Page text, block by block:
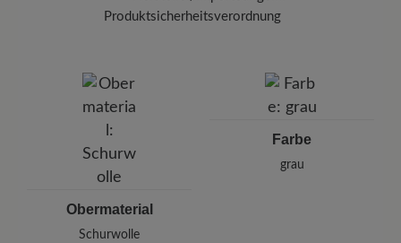
Produktsicherheitsverordnung
Hanzepoort 26, 7575 Oldenzaal, Niederlande
E-Mail: sales@hooijerfootwear.com
Obermaterial
Schurwolle
Farbe
grau